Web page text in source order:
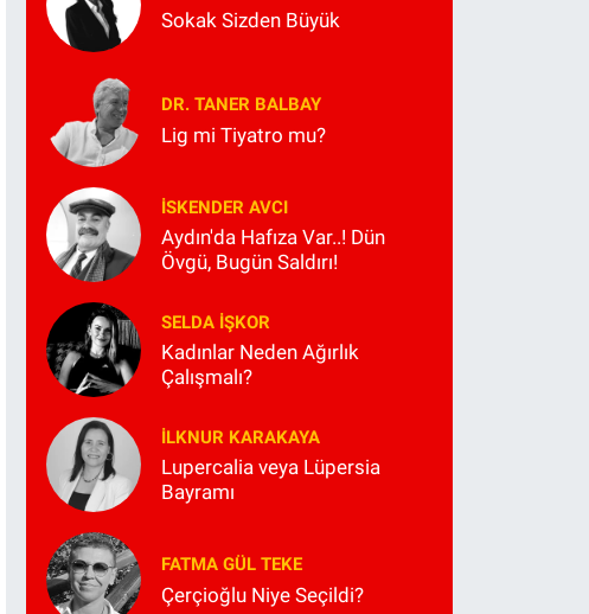
Sokak Sizden Büyük
DR. TANER BALBAY
Lig mi Tiyatro mu?
İSKENDER AVCI
Aydın'da Hafıza Var..! Dün
Övgü, Bugün Saldırı!
SELDA İŞKOR
Kadınlar Neden Ağırlık
Çalışmalı?
İLKNUR KARAKAYA
Lupercalia veya Lüpersia
Bayramı
FATMA GÜL TEKE
Çerçioğlu Niye Seçildi?